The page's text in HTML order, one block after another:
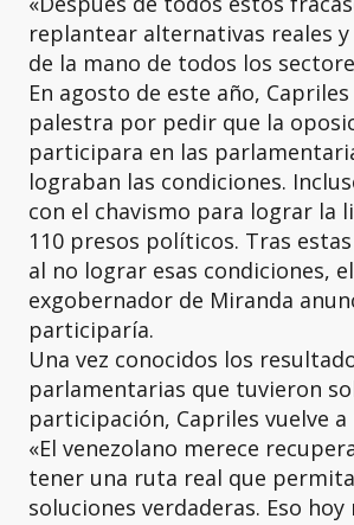
replantear alternativas reales
de la mano de todos los
En agosto de este año,
palestra por pedir que la
participara en las
lograban las condiciones.
con el chavismo para lograr la
110 presos políticos. Tras
al no lograr esas condiciones, el
exgobernador de Miranda
participaría.
Una vez conocidos los
parlamentarias que tuvieron
participación, Capriles vuelve
«El venezolano merece
tener una ruta real que
soluciones verdaderas. Eso